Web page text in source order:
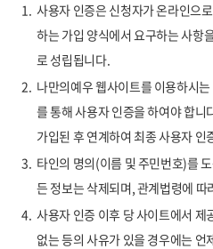
1. 사용자 인증은 신청자가 온라인으
하는 가입 양식에서 요구하는 사항
로 성립됩니다.
2. 나만의예우 웹사이트를 이용하시
를 통해 사용자 인증을 하여야 합
가입된 후 연계하여 최종 사용자 인
3. 타인의 명의(이름 및 주민번호)를
든 정보는 삭제되며, 관계법령에 따
4. 사용자 인증 이후 당 사이트에서
없는 등의 사유가 있을 경우에는